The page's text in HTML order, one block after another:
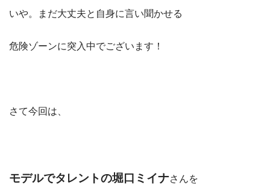
いや。まだ大丈夫と自身に言い聞かせる
危険ゾーンに突入中でございます！
さて今回は、
モデルでタレントの堀口ミイナさんを